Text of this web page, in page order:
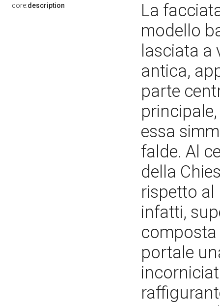
core:description
La
modello
lasciata a
antica,
parte
essa
falde. Al
della
rispetto al
infatti,
composta
portale